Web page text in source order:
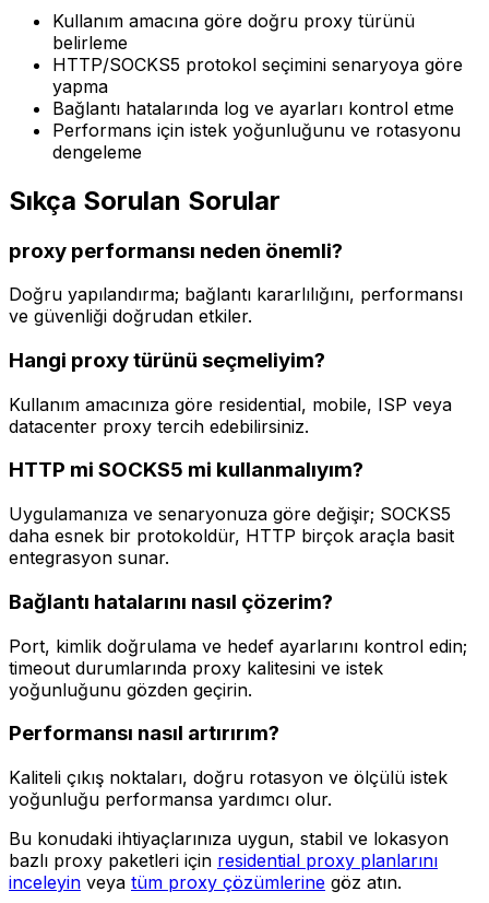
Kullanım amacına göre doğru proxy türünü
belirleme
HTTP/SOCKS5 protokol seçimini senaryoya göre
yapma
Bağlantı hatalarında log ve ayarları kontrol etme
Performans için istek yoğunluğunu ve rotasyonu
dengeleme
Sıkça Sorulan Sorular
proxy performansı neden önemli?
Doğru yapılandırma; bağlantı kararlılığını, performansı
ve güvenliği doğrudan etkiler.
Hangi proxy türünü seçmeliyim?
Kullanım amacınıza göre residential, mobile, ISP veya
datacenter proxy tercih edebilirsiniz.
HTTP mi SOCKS5 mi kullanmalıyım?
Uygulamanıza ve senaryonuza göre değişir; SOCKS5
daha esnek bir protokoldür, HTTP birçok araçla basit
entegrasyon sunar.
Bağlantı hatalarını nasıl çözerim?
Port, kimlik doğrulama ve hedef ayarlarını kontrol edin;
timeout durumlarında proxy kalitesini ve istek
yoğunluğunu gözden geçirin.
Performansı nasıl artırırım?
Kaliteli çıkış noktaları, doğru rotasyon ve ölçülü istek
yoğunluğu performansa yardımcı olur.
Bu konudaki ihtiyaçlarınıza uygun, stabil ve lokasyon
bazlı proxy paketleri için residential proxy planlarını
inceleyin veya tüm proxy çözümlerine göz atın.